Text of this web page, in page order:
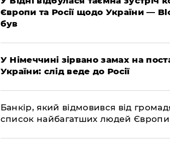
Європи та Росії щодо України —
був
​У Німеччині зірвано замах на
України: слід веде до Росії
​Банкір, який відмовився від
список найбагатших людей Європи